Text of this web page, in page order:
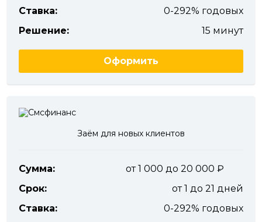
Ставка:
0-292% годовых
Решение:
15 минут
Оформить
Заём для новых клиентов
Сумма:
от 1 000 до 20 000
Срок:
от 1 до 21 дней
Ставка:
0-292% годовых